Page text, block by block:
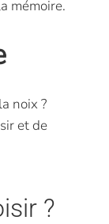
mémoire.
noix ?
et de
?